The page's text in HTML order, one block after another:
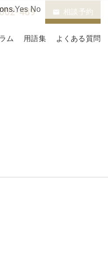
489 email 相談予約
ム 用語集 よくある質問
Yes No